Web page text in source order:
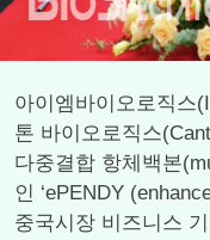
아이엠바이오로직스
톤 바이오로직스
다중결합 항체백본
인 ‘ePENDY
중국시장 비즈니스